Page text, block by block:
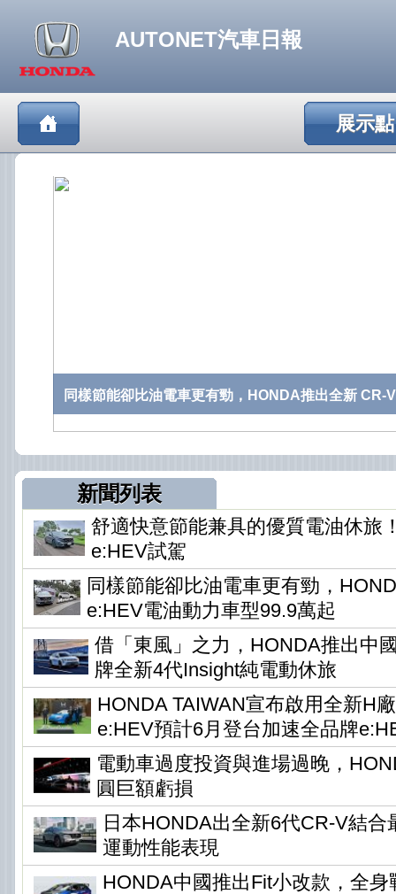
AUTONET汽車日報
展示點
同樣節能卻比油電車更有勁，HONDA推出全新 CR-
新聞列表
舒適快意節能兼具的優質電油休旅
e:HEV試駕
同樣節能卻比油電車更有勁，
e:HEV電油動力車型99.9萬起
借「東風」之力，HONDA推出中
牌全新4代Insight純電動休旅
HONDA TAIWAN宣布啟用全新H
e:HEV預計6月登台加速全品牌
電動車過度投資與進場過晚，
圓巨額虧損
日本HONDA出全新6代CR-V結合
運動性能表現
HONDA中國推出Fit小改款，全